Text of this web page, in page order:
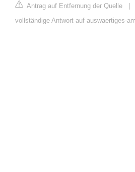
Antrag auf Entfernung der Quelle |
vollständige Antwort auf auswaertiges-